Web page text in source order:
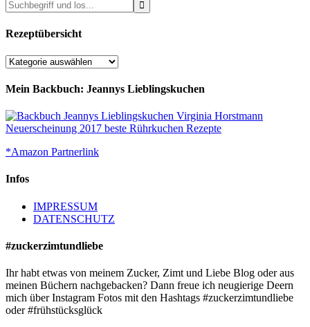
Rezeptübersicht
Rezeptübersicht
Mein Backbuch: Jeannys Lieblingskuchen
*Amazon Partnerlink
Infos
IMPRESSUM
DATENSCHUTZ
#zuckerzimtundliebe
Ihr habt etwas von meinem Zucker, Zimt und Liebe Blog oder aus
meinen Büchern nachgebacken? Dann freue ich neugierige Deern
mich über Instagram Fotos mit den Hashtags #zuckerzimtundliebe
oder #frühstücksglück